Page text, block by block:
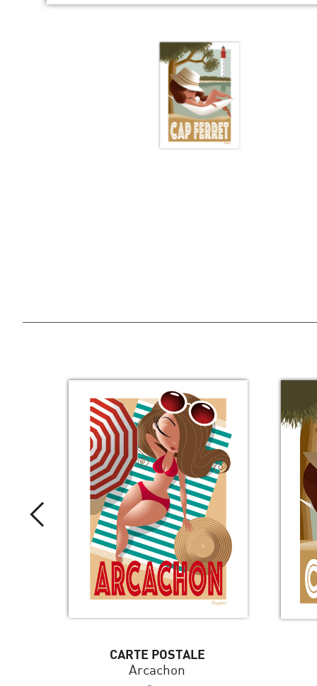
CARTE POSTALE
Arcachon